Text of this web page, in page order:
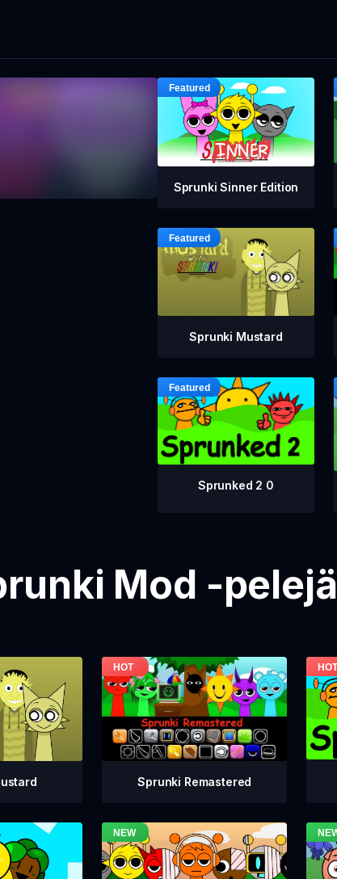
Sprunki Sinner Edition
Sprunki Mustard
Sprunked 2 0
Mod -pelejä
Sprunki Remastered